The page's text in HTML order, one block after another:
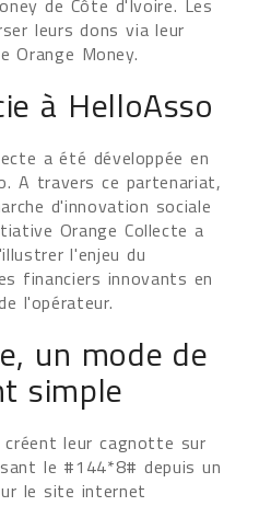
de Côte d'Ivoire. Les
leurs dons via leur
Orange Money.
à HelloAsso
a été développée en
A travers ce partenariat,
d'innovation sociale
Orange Collecte a
l'enjeu du
financiers innovants en
l'opérateur.
un mode de
simple
créent leur cagnotte sur
le #144*8# depuis un
le site internet